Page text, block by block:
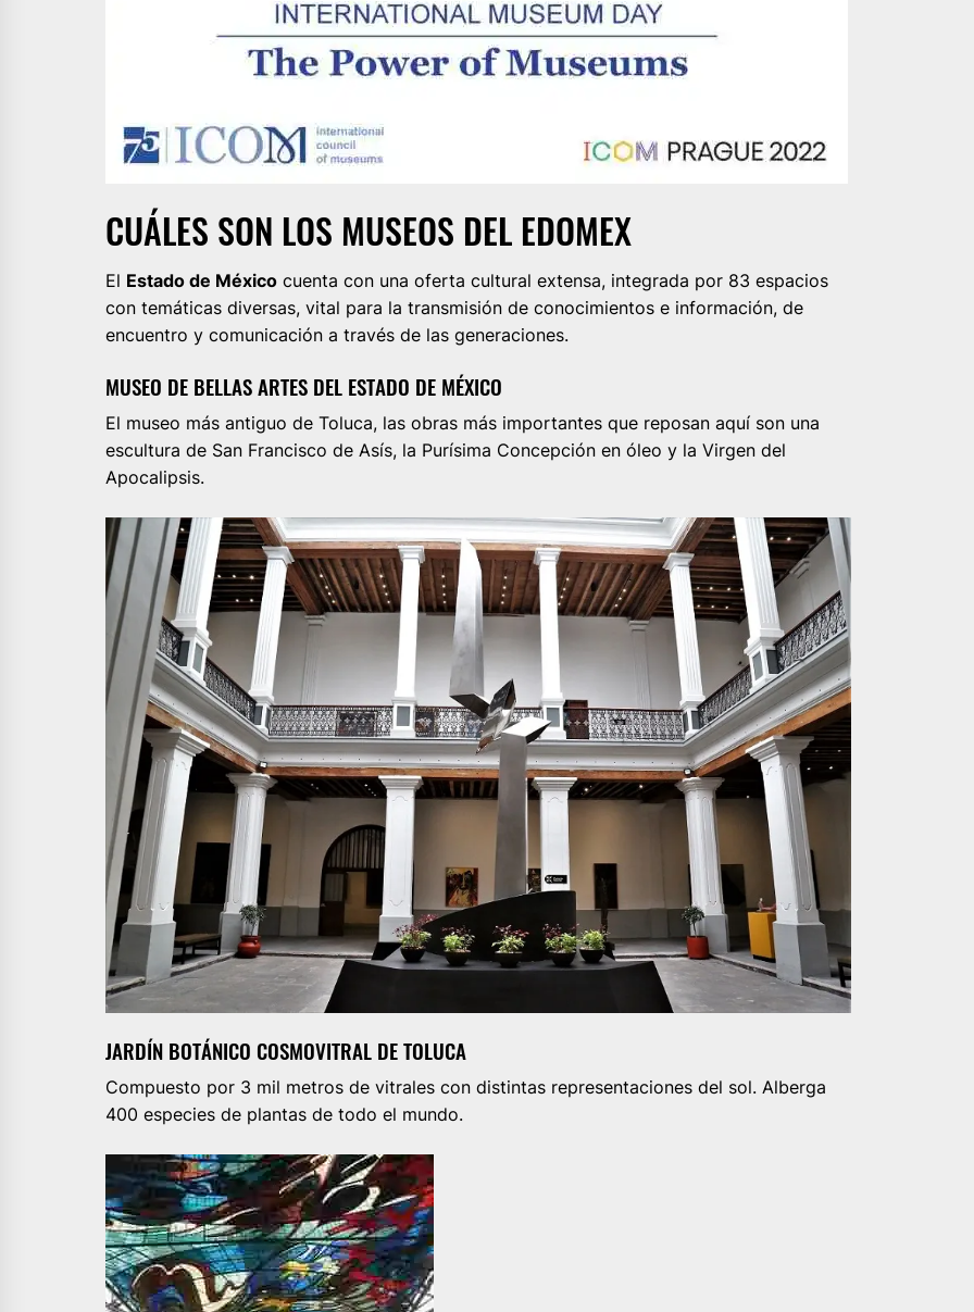
CUÁLES SON LOS MUSEOS DEL EDOMEX
El Estado de México cuenta con una oferta cultural extensa, integrada por 83 espacios
con temáticas diversas, vital para la transmisión de conocimientos e información, de
encuentro y comunicación a través de las generaciones.
MUSEO DE BELLAS ARTES DEL ESTADO DE MÉXICO
El museo más antiguo de Toluca, las obras más importantes que reposan aquí son una
escultura de San Francisco de Asís, la Purísima Concepción en óleo y la Virgen del
Apocalipsis.
JARDÍN BOTÁNICO COSMOVITRAL DE TOLUCA
Compuesto por 3 mil metros de vitrales con distintas representaciones del sol. Alberga
400 especies de plantas de todo el mundo.